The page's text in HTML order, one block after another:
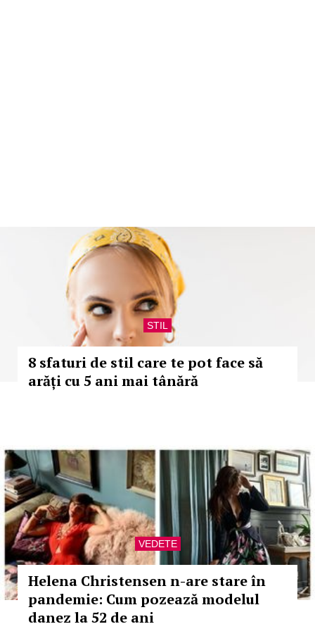
STIL
8 sfaturi de stil care te pot face să
arăți cu 5 ani mai tânără
VEDETE
Helena Christensen n-are stare în
pandemie: Cum pozează modelul
danez la 52 de ani